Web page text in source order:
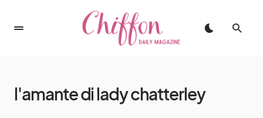
l'amante di lady chatterley